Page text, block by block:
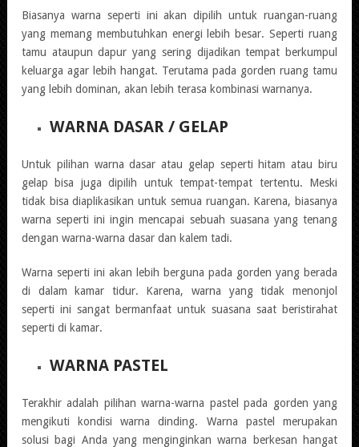
Biasanya warna seperti ini akan dipilih untuk ruangan-ruang
yang memang membutuhkan energi lebih besar. Seperti ruang
tamu ataupun dapur yang sering dijadikan tempat berkumpul
keluarga agar lebih hangat. Terutama pada gorden ruang tamu
yang lebih dominan, akan lebih terasa kombinasi warnanya.
WARNA DASAR / GELAP
Untuk pilihan warna dasar atau gelap seperti hitam atau biru
gelap bisa juga dipilih untuk tempat-tempat tertentu. Meski
tidak bisa diaplikasikan untuk semua ruangan. Karena, biasanya
warna seperti ini ingin mencapai sebuah suasana yang tenang
dengan warna-warna dasar dan kalem tadi.
Warna seperti ini akan lebih berguna pada gorden yang berada
di dalam kamar tidur. Karena, warna yang tidak menonjol
seperti ini sangat bermanfaat untuk suasana saat beristirahat
seperti di kamar.
WARNA PASTEL
Terakhir adalah pilihan warna-warna pastel pada gorden yang
mengikuti kondisi warna dinding. Warna pastel merupakan
solusi bagi Anda yang menginginkan warna berkesan hangat